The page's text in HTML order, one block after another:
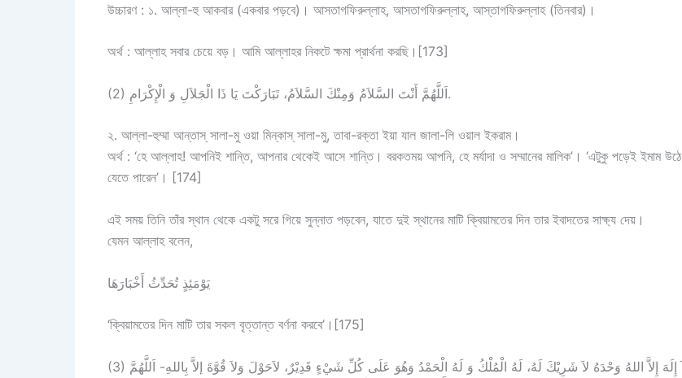
উচ্চারণ : ১. আল্লা-হু আকবার (একবার পড়বে)। আসতাগফিরুল্লাহ, আসতাগফিরুল্লাহ, আস্তাগফিরুল্লাহ (তিনবার)।
অর্থ : আল্লাহ সবার চেয়ে বড়। আমি আল্লাহর নিকটে ক্ষমা প্রার্থনা করছি।[173]
(2) اَللَّهُمَّ أَنْتَ السَّلاَمُ وَمِنْكَ السَّلاَمُ، تَبَارَكْتَ يَا ذَا الْجَلاَلِ وَ الْإِكْرَامِ.
২. আল্লা-হুম্মা আন্তাস্ সালা-মু ওয়া মিন্কাস্ সালা-মু, তাবা-রক্তা ইয়া যাল জালা-লি ওয়াল ইকরাম।
অর্থ : ‘হে আল্লাহ! আপনিই শান্তি, আপনার থেকেই আসে শান্তি। বরকতময় আপনি, হে মর্যাদা ও সম্মানের মালিক’। ‘এটুকু পড়েই ইমাম উঠে
যেতে পারেন’। [174]
এই সময় তিনি তাঁর স্থান থেকে একটু সরে গিয়ে সুন্নাত পড়বেন, যাতে দুই স্থানের মাটি ক্বিয়ামতের দিন তার ইবাদতের সাক্ষ্য দেয়।
যেমন আল্লাহ বলেন,
يَوْمَئِذٍ تُحَدِّثُ أَخْبَارَهَا
‘ক্বিয়ামতের দিন মাটি তার সকল বৃত্তান্ত বর্ণনা করবে’।[175]
(3) لآ إِلَهَ إِلاَّ اللهُ وَحْدَهُ لاَ شَرِيْكَ لَهُ، لَهُ الْمُلْكُ وَ لَهُ الْحَمْدُ وَهُوَ عَلَى كُلِّ شَيْءٍ قَدِيْرٌ، لاَحَوْلَ وَلاَ قُوَّةَ إلاَّ بِاللهِ- اَللَّهُمَّ